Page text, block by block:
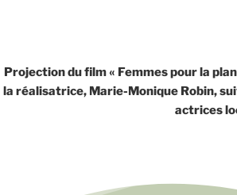
Projection du film « Femmes pour la
la réalisatrice, Marie-Monique Robin,
actrices